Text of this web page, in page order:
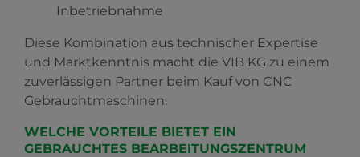
Inbetriebnahme
Diese Kombination aus technischer Expertise
und Marktkenntnis macht die VIB KG zu einem
zuverlässigen Partner beim Kauf von CNC
Gebrauchtmaschinen.
WELCHE VORTEILE BIETET EIN
GEBRAUCHTES BEARBEITUNGSZENTRUM